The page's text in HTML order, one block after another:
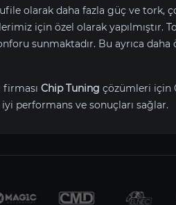
olarak daha fazla güç ve tork,
için özel olarak yapılmıştır.
sunmaktadır. Bu ayrıca
Chip Tuning çözümleri için
performans ve sonuçları sağlar.